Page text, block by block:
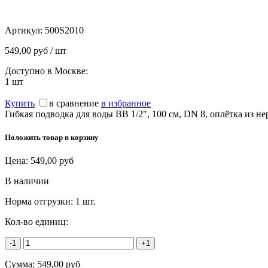
Артикул: 500S2010
549,00 руб / шт
Доступно в Москве:
1 шт
Купить в сравнение в избранное
Гибкая подводка для воды ВВ 1/2", 100 см, DN 8, оплётка из
Положить товар в корзину
Цена: 549,00 руб
В наличии
Норма отгрузки: 1 шт.
Кол-во единиц:
-1 +1
Сумма: 549,00 руб